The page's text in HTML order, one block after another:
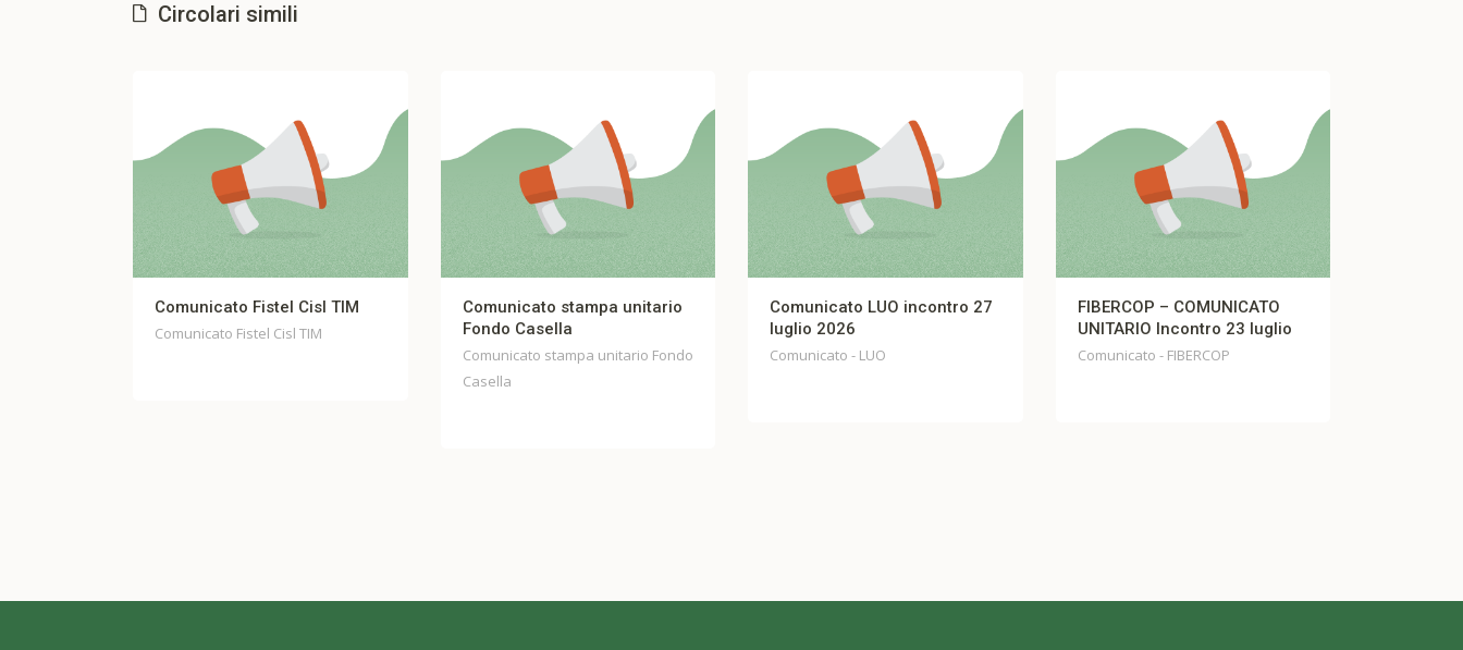
Circolari simili
Fistel Cisl TIM
Comunicato stampa unitario
Fondo Casella
Comunicato stampa unitario Fondo
Comunicato LUO incontro 27
Comunicato - LUO
FIBERCOP – COMUNICATO
UNITARIO Incontro 23 luglio
Comunicato Fistel Cisl TIM
Comunicato Fistel Cisl TIM